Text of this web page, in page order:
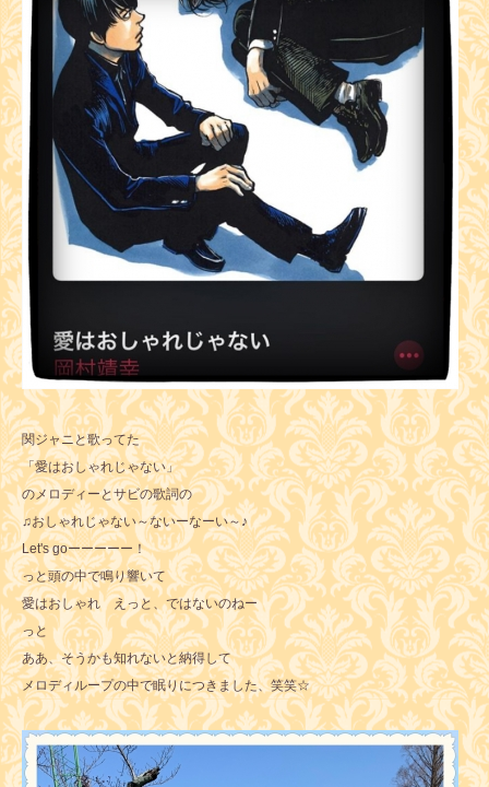
関ジャニと歌ってた
「愛はおしゃれじゃない」
のメロディーとサビの歌詞の
♫おしゃれじゃない～ないーなーい～♪
Let's goーーーーー！
っと頭の中で鳴り響いて
愛はおしゃれ えっと、ではないのねー
っと
ああ、そうかも知れないと納得して
メロディループの中で眠りにつきました、笑笑☆